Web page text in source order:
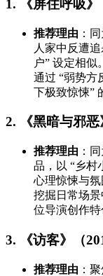
1. 《屏住呼吸》
推荐理由 ：
人家中反遭
户” 设定相似
通过 “弱势方
下极致惊悚”
2. 《黑暗与邪恶
推荐理由 ：
品，以 “乡村
心理惊悚与
挖掘日常场
位导演创作特
3. 《访客》（
推荐理由 ：